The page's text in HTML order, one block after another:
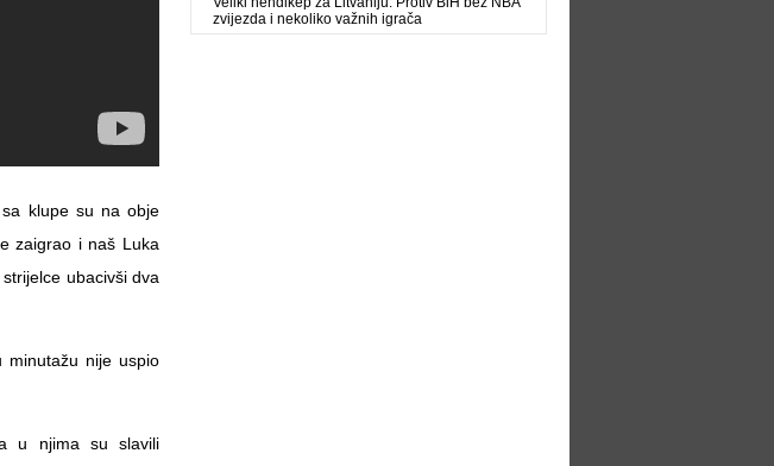
klupe su na obje
zaigrao i naš Luka
ubacivši dva
minutažu nije uspio
u njima su slavili
zvijezda i nekoliko važnih igrača